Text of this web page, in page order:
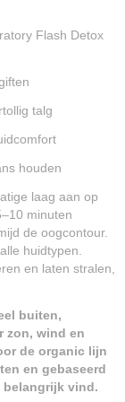
Flash Detox
talg
houden
laag aan op
minuten
de oogcontour.
huidtypen.
en laten stralen,
buiten,
zon, wind en
de organic lijn
en gebaseerd
belangrijk vind.